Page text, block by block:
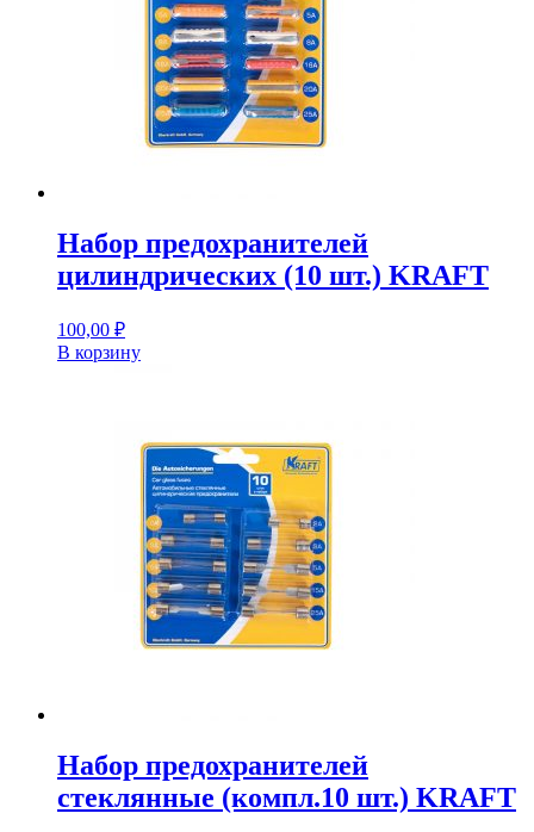
Набор предохранителей
цилиндрических (10 шт.) KRAFT
100,00 ₽
В корзину
Набор предохранителей
стеклянные (компл.10 шт.) KRAFT